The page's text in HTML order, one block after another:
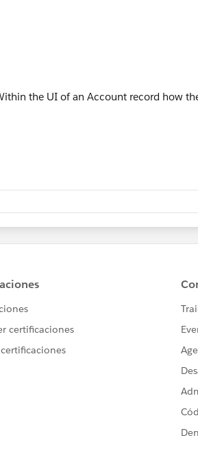
the UI of an Account record how